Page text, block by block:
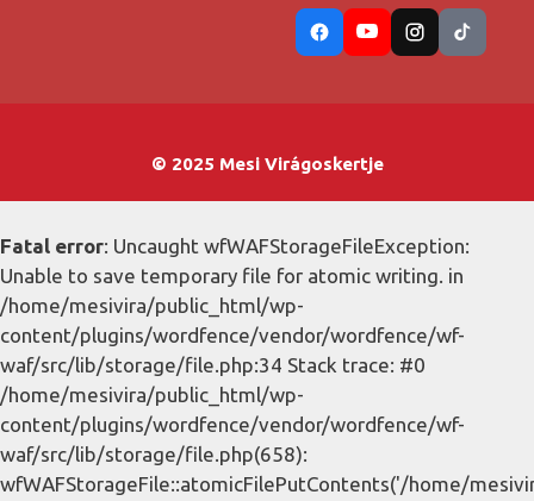
© 2025 Mesi Virágoskertje
Fatal error: Uncaught wfWAFStorageFileException:
Unable to save temporary file for atomic writing. in
/home/mesivira/public_html/wp-
content/plugins/wordfence/vendor/wordfence/wf-
waf/src/lib/storage/file.php:34 Stack trace: #0
/home/mesivira/public_html/wp-
content/plugins/wordfence/vendor/wordfence/wf-
waf/src/lib/storage/file.php(658):
wfWAFStorageFile::atomicFilePutContents('/home/